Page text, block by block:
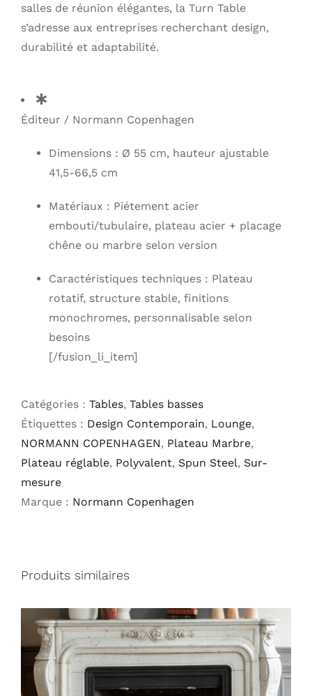
salles de réunion élégantes, la Turn Table
s’adresse aux entreprises recherchant design,
durabilité et adaptabilité.
Éditeur / Normann Copenhagen
Dimensions : Ø 55 cm, hauteur ajustable
41,5-66,5 cm
Matériaux : Piétement acier
embouti/tubulaire, plateau acier + placage
chêne ou marbre selon version
Caractéristiques techniques : Plateau
rotatif, structure stable, finitions
monochromes, personnalisable selon
besoins
[/fusion_li_item]
Catégories : Tables, Tables basses
Étiquettes : Design Contemporain, Lounge,
NORMANN COPENHAGEN, Plateau Marbre,
Plateau réglable, Polyvalent, Spun Steel, Sur-
mesure
Marque : Normann Copenhagen
Produits similaires